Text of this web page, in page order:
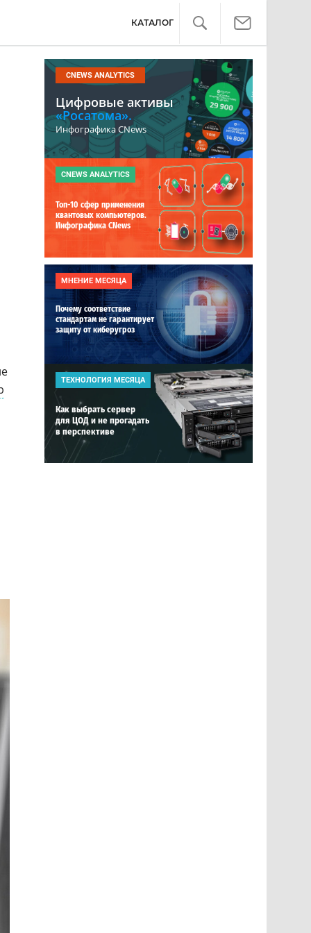
КАТАЛОГ
CNEWS ANALYTICS
Цифровые активы
«Росатома».
Инфографика CNews
CNEWS ANALYTICS
Топ-10 сфер применения
квантовых компьютеров.
Инфографика CNews
МНЕНИЕ МЕСЯЦА
Почему соответствие
стандартам не гарантирует
защиту от киберугроз
ТЕХНОЛОГИЯ МЕСЯЦА
Как выбрать сервер
для ЦОД и не прогадать
в перспективе